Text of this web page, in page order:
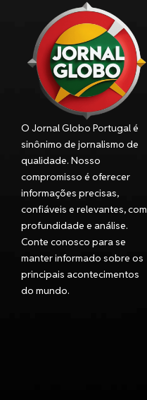
O Jornal Globo Portugal é
sinônimo de jornalismo de
qualidade. Nosso
compromisso é oferecer
informações precisas,
confiáveis e relevantes, com
profundidade e análise.
Conte conosco para se
manter informado sobre os
principais acontecimentos
do mundo.